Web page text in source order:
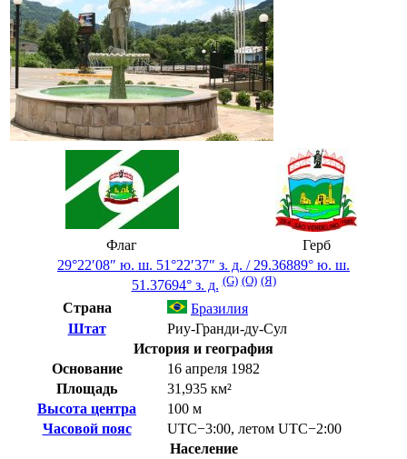
Флаг
Герб
29°22′08″ ю. ш. 51°22′37″ з. д. / 29.36889° ю. ш.
51.37694° з. д. (G) (O) (Я)
Страна
Бразилия
Штат
Риу-Гранди-ду-Сул
История и география
Основание
16 апреля 1982
Площадь
31,935 км²
Высота центра
100 м
Часовой пояс
UTC−3:00, летом UTC−2:00
Население